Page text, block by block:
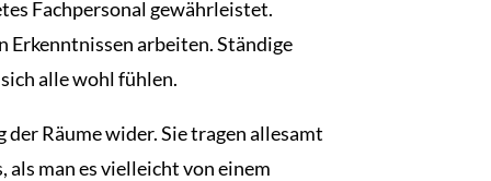
Fachpersonal gewährleistet.
Erkenntnissen arbeiten. Ständige
alle wohl fühlen.
Räume wider. Sie tragen allesamt
als man es vielleicht von einem